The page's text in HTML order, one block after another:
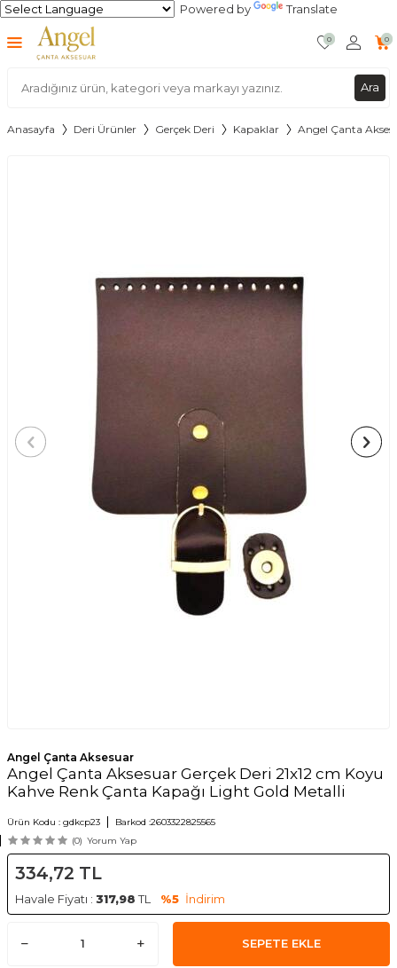
Powered by Translate
Ara
0 0
Anasayfa Deri Ürünler Gerçek Deri Kapaklar Angel Çanta
Angel Çanta Aksesuar
Angel Çanta Aksesuar Gerçek Deri 21x12 cm Koyu
Kahve Renk Çanta Kapağı Light Gold Metalli
Ürün Kodu : gdkcp23 Barkod :2603322825565
(0) Yorum Yap
334,72 TL
Havale Fiyatı : 317,98TL %5 İndirim
SEPETE EKLE